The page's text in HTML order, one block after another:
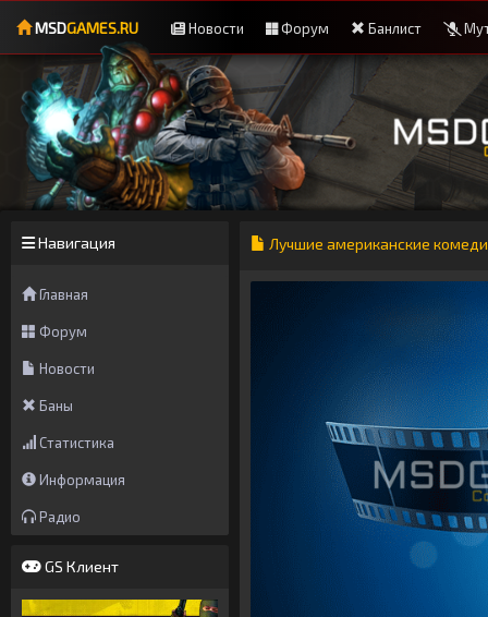
MSDGAMES.RU Новости Форум Банлист
Навигация
Главная
Форум
Новости
Баны
Статистика
Информация
Радио
GS Клиент
Лучшие американские